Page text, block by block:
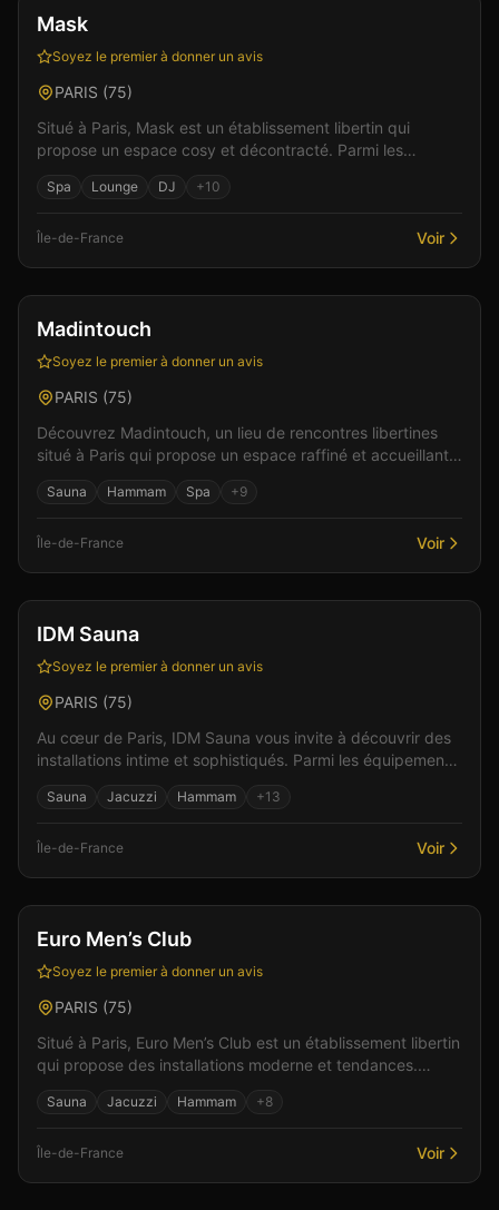
Mask
Soyez le premier à donner un avis
PARIS (75)
Situé à Paris, Mask est un établissement libertin qui
propose un espace cosy et décontracté. Parmi les
Spa Lounge DJ +10
Île-de-France Voir
Bar Club +7
Madintouch
Soyez le premier à donner un avis
PARIS (75)
Découvrez Madintouch, un lieu de rencontres libertines
situé à Paris qui propose un espace raffiné et accueillant.
Sauna Hammam Spa +9
Île-de-France Voir
Bar Gay friendly +4
IDM Sauna
Soyez le premier à donner un avis
PARIS (75)
Au cœur de Paris, IDM Sauna vous invite à découvrir des
installations intime et sophistiqués. Parmi les équipements
Sauna Jacuzzi Hammam +13
Île-de-France Voir
Bar Gay friendly +2
Euro Men’s Club
Soyez le premier à donner un avis
PARIS (75)
Situé à Paris, Euro Men’s Club est un établissement libertin
qui propose des installations moderne et tendances.
Sauna Jacuzzi Hammam +8
Île-de-France Voir
Bar